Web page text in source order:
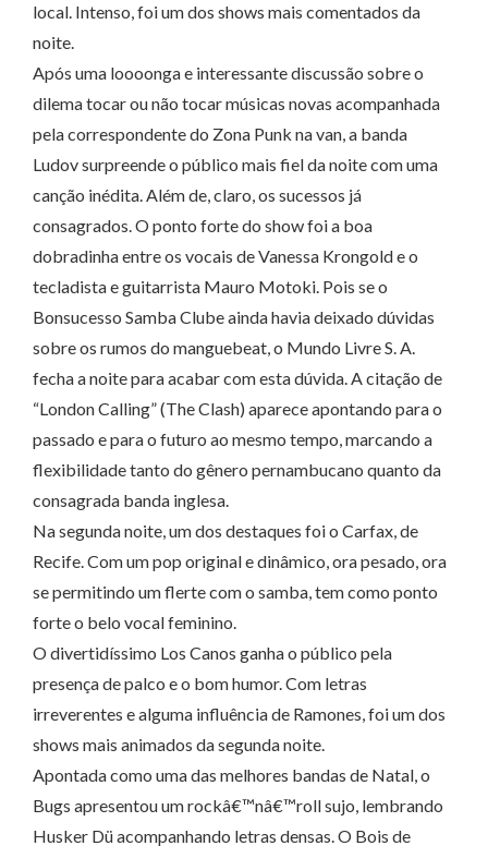
local. Intenso, foi um dos shows mais comentados da
noite.
Após uma loooonga e interessante discussão sobre o
dilema tocar ou não tocar músicas novas acompanhada
pela correspondente do Zona Punk na van, a banda
Ludov surpreende o público mais fiel da noite com uma
canção inédita. Além de, claro, os sucessos já
consagrados. O ponto forte do show foi a boa
dobradinha entre os vocais de Vanessa Krongold e o
tecladista e guitarrista Mauro Motoki. Pois se o
Bonsucesso Samba Clube ainda havia deixado dúvidas
sobre os rumos do manguebeat, o Mundo Livre S. A.
fecha a noite para acabar com esta dúvida. A citação de
“London Calling” (The Clash) aparece apontando para o
passado e para o futuro ao mesmo tempo, marcando a
flexibilidade tanto do gênero pernambucano quanto da
consagrada banda inglesa.
Na segunda noite, um dos destaques foi o Carfax, de
Recife. Com um pop original e dinâmico, ora pesado, ora
se permitindo um flerte com o samba, tem como ponto
forte o belo vocal feminino.
O divertidíssimo Los Canos ganha o público pela
presença de palco e o bom humor. Com letras
irreverentes e alguma influência de Ramones, foi um dos
shows mais animados da segunda noite.
Apontada como uma das melhores bandas de Natal, o
Bugs apresentou um rockâ€™nâ€™roll sujo, lembrando
Husker Dü acompanhando letras densas. O Bois de